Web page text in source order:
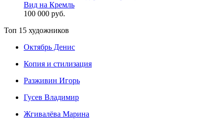
Вид на Кремль
100 000 руб.
Топ 15 художников
Октябрь Денис
Копия и стилизация
Разживин Игорь
Гусев Владимир
Жгивалёва Марина